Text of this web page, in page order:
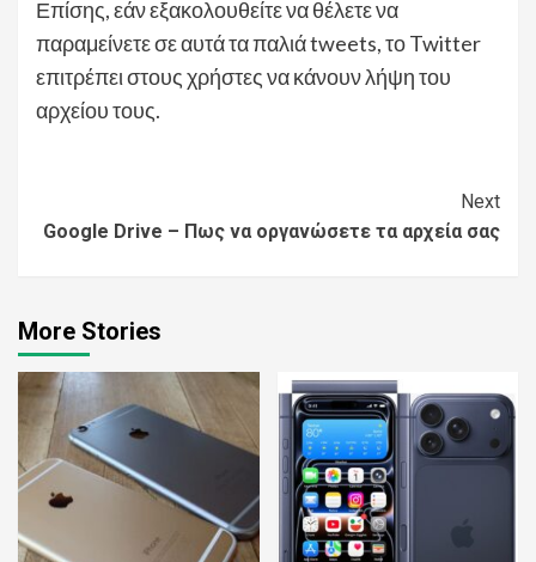
Επίσης, εάν εξακολουθείτε να θέλετε να
παραμείνετε σε αυτά τα παλιά tweets, το Twitter
επιτρέπει στους χρήστες να κάνουν λήψη του
αρχείου τους.
Reading
Next
Google Drive – Πως να οργανώσετε τα αρχεία σας
More Stories